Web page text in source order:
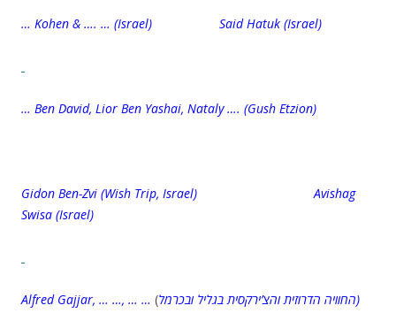
… Kohen & …. … (Israel) Said Hatuk (Israel)
… Ben David, Lior Ben Yashai, Nataly …. (Gush Etzion)
Gidon Ben-Zvi (Wish Trip, Israel)
Avishag
Swisa (Israel)
Alfred Gajjar, … …, … … ( החוויה הדרוזית והצ’ירקסית בגליל ובכרמל)